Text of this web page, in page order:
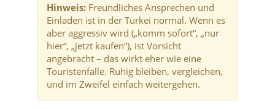
Hinweis: Freundliches Ansprechen und
Einladen ist in der Türkei normal. Wenn es
aber aggressiv wird („komm sofort“, „nur
hier“, „jetzt kaufen“), ist Vorsicht
angebracht – das wirkt eher wie eine
Touristenfalle. Ruhig bleiben, vergleichen,
und im Zweifel einfach weitergehen.